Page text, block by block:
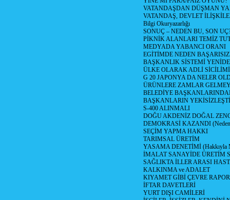
VATANDAŞDAN DÜŞMAN
VATANDAŞ, DEVLET
Bilgi Okuryazarlığı
SONUÇ – NEDEN BU, SON
PİKNİK ALANLARI TEMİZ
MEDYADA YABANCI ORANI
EGİTİMDE NEDEN
BAŞKANLIK SİSTEMİ
ÜLKE OLARAK ADLİ
G 20 JAPONYA DA NELER
ÜRÜNLERE ZAMLAR
BELEDİYE
BAŞKANLARIN
S-400 ALINMALI
DOĞU AKDENİZ DOĞAL
DEMOKRASİ KAZANDI (Neden
SEÇİM YAPMA HAKKI
TARIMSAL ÜRETİM
YASAMA DENETİMİ (Hakkıyla
İMALAT SANAYİDE ÜRETİM
SAĞLIKTA İLLER ARASI
KALKINMA ve ADALET
KIYAMET GİBİ ÇEVRE
İFTAR DAVETLERİ
YURT DIŞI CAMİLERİ